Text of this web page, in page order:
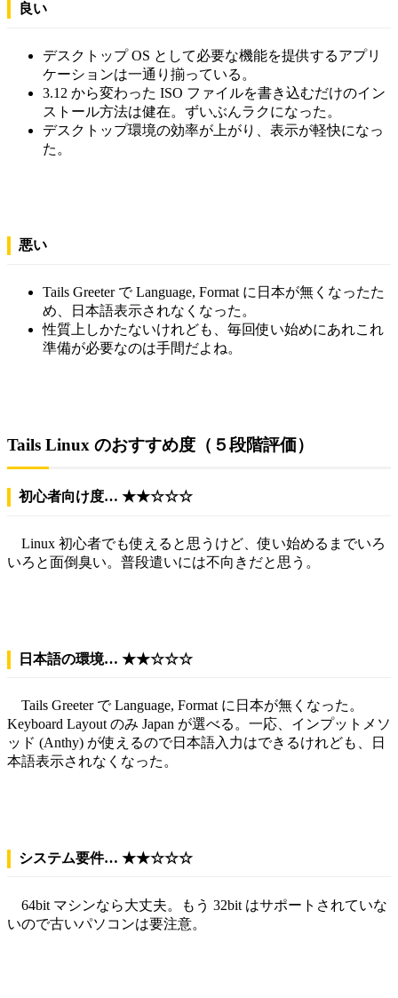
良い
デスクトップ OS として必要な機能を提供するアプリ
ケーションは一通り揃っている。
3.12 から変わった ISO ファイルを書き込むだけのイン
ストール方法は健在。ずいぶんラクになった。
デスクトップ環境の効率が上がり、表示が軽快になっ
た。
悪い
Tails Greeter で Language, Format に日本が無くなったた
め、日本語表示されなくなった。
性質上しかたないけれども、毎回使い始めにあれこれ
準備が必要なのは手間だよね。
Tails Linux のおすすめ度（５段階評価）
初心者向け度… ★★☆☆☆
Linux 初心者でも使えると思うけど、使い始めるまでいろ
いろと面倒臭い。普段遣いには不向きだと思う。
日本語の環境… ★★☆☆☆
Tails Greeter で Language, Format に日本が無くなった。
Keyboard Layout のみ Japan が選べる。一応、インプットメソ
ッド (Anthy) が使えるので日本語入力はできるけれども、日
本語表示されなくなった。
システム要件… ★★☆☆☆
64bit マシンなら大丈夫。もう 32bit はサポートされていな
いので古いパソコンは要注意。